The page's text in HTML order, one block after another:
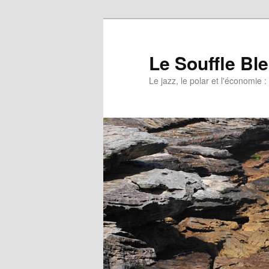
Le Souffle
Le jazz, le polar et l'économie